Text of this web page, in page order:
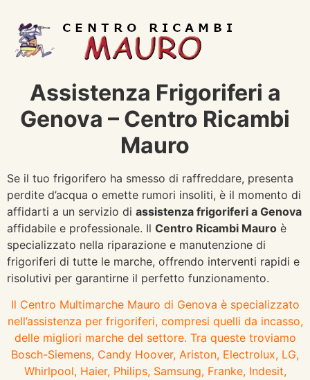
Assistenza Frigoriferi a
Genova – Centro Ricambi
Mauro
Se il tuo frigorifero ha smesso di raffreddare, presenta
perdite d’acqua o emette rumori insoliti, è il momento di
affidarti a un servizio di assistenza frigoriferi a Genova
affidabile e professionale. Il Centro Ricambi Mauro è
specializzato nella riparazione e manutenzione di
frigoriferi di tutte le marche, offrendo interventi rapidi e
risolutivi per garantirne il perfetto funzionamento.
Il Centro Multimarche Mauro di Genova è specializzato
nell’assistenza per frigoriferi, compresi quelli da incasso,
delle migliori marche del settore. Tra queste troviamo
Bosch-Siemens, Candy Hoover, Ariston, Electrolux, LG,
Whirlpool, Haier, Philips, Samsung, Franke, Indesit,